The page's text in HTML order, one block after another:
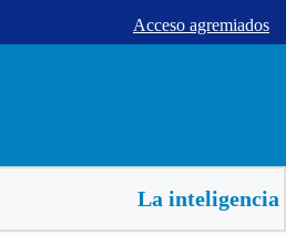
Acceso agremiados
La inteligencia